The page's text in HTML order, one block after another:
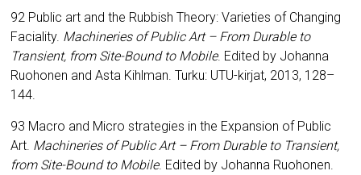
92 Public art and the Rubbish Theory: Varieties of Changing
Faciality. Machineries of Public Art – From Durable to
Transient, from Site-Bound to Mobile. Edited by Johanna
Ruohonen and Asta Kihlman. Turku: UTU-kirjat, 2013, 128–
144.
93 Macro and Micro strategies in the Expansion of Public
Art. Machineries of Public Art – From Durable to Transient,
from Site-Bound to Mobile. Edited by Johanna Ruohonen.